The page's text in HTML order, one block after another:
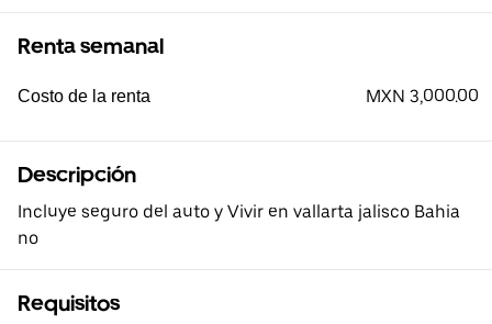
Renta semanal
Costo de la renta MXN 3,000.00
Descripción
Incluye seguro del auto y Vivir en vallarta jalisco Bahia
no
Requisitos